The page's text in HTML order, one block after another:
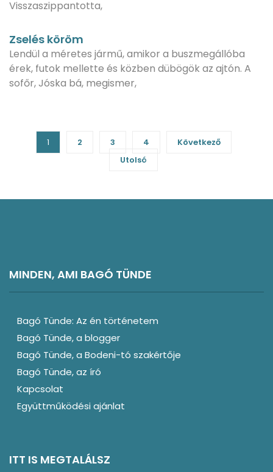
Visszaszippantotta,
Zselés köröm
Lendül a méretes jármű, amikor a buszmegállóba
érek, futok mellette és közben dübögök az ajtón. A
sofőr, Jóska bá, megismer,
1 2 3 4
Következő
Utolsó
MINDEN, AMI BAGÓ TÜNDE
Bagó Tünde: Az én történetem
Bagó Tünde, a blogger
Bagó Tünde, a Bodeni-tó szakértője
Bagó Tünde, az író
Kapcsolat
Együttműködési ajánlat
ITT IS MEGTALÁLSZ